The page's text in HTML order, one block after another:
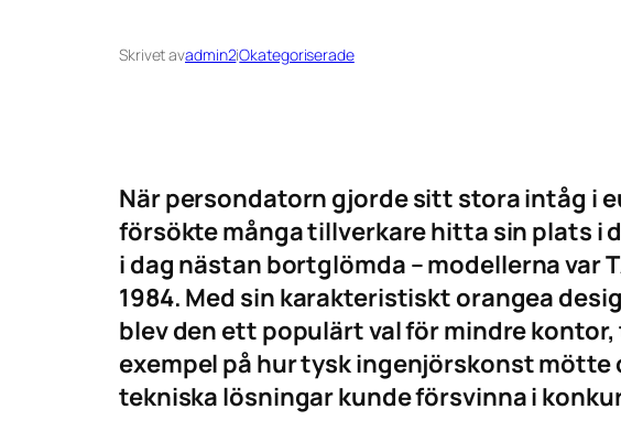
Skrivet avadmin2iOkategoriserade
När persondatorn gjorde sitt stora intåg i
försökte många tillverkare hitta sin plats i
i dag nästan bortglömda – modellerna var
1984. Med sin karakteristiskt orangea
blev den ett populärt val för mindre
exempel på hur tysk ingenjörskonst
tekniska lösningar kunde försvinna i